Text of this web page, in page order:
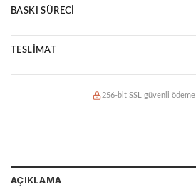
Uzun ömürlü ve kolay temizlenir
Ücretsiz kargo, güvenli paketleme
14 gün kolay iade
BASKI SÜRECI
Çizilmeye karşı dirençli yüzey
TESLIMAT
Kredi kartına taksit imkanı256-bit SSL güvenli ödeme
AÇIKLAMA